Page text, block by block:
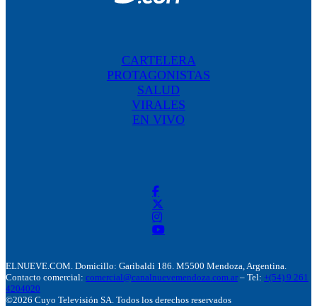
CARTELERA
PROTAGONISTAS
SALUD
VIRALES
EN VIVO
ELNUEVE.COM. Domicillo: Garibaldi 186. M5500 Mendoza, Argentina.
Contacto comercial: comercial@canalnuevemendoza.com.ar – Tel: +(54) 9 261
4204020
©2026 Cuyo Televisión SA. Todos los derechos reservados